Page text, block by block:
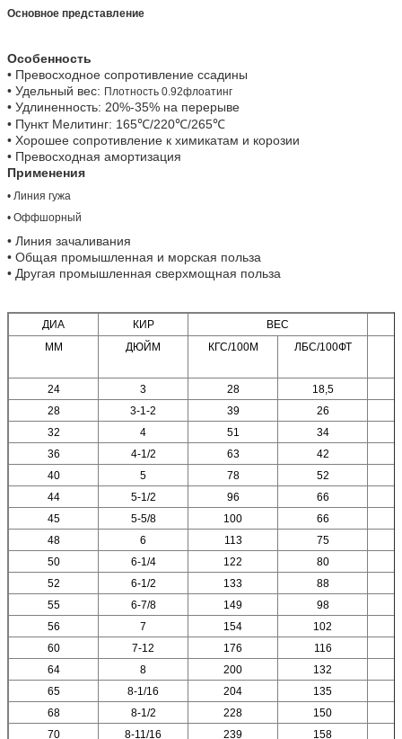
Основное представление
Особенность
• Превосходное сопротивление ссадины
• Удельный вес: Плотность 0.92флоатинг
• Удлиненность: 20%-35% на перерыве
• Пункт Мелитинг: 165℃/220℃/265℃
• Хорошее сопротивление к химикатам и корозии
• Превосходная амортизация
Применения
• Линия гужа
• Оффшорный
• Линия зачаливания
• Общая промышленная и морская польза
• Другая промышленная сверхмощная польза
ДИА КИР
ВЕС
ММ
ДЮЙМ КГС/100М ЛБС/100ФТ
24 3 28 18,5
28
3-1-2 39 26
32
4 51 34
36
4-1/2 63 42
40
5 78 52
44
5-1/2 96 66
45
5-5/8 100 66
48
6 113 75
50
6-1/4 122 80
52
6-1/2 133
88
55
6-7/8 149
98
56
7 154
102
60
7-12 176
116
64
8 200
132
65
8-1/16 204
135
68
8-1/2 228
150
70
8-11/16 239 158